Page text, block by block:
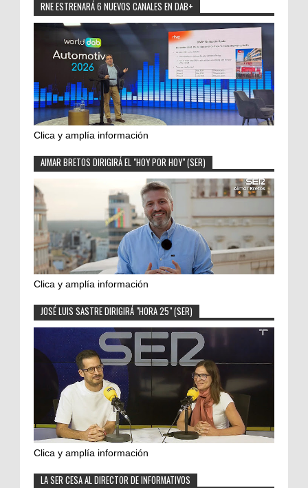
RNE ESTRENARÁ 6 NUEVOS CANALES EN DAB+
Clica y amplía información
AIMAR BRETOS DIRIGIRÁ EL "HOY POR HOY" (SER)
Clica y amplía información
JOSÉ LUIS SASTRE DIRIGIRÁ "HORA 25" (SER)
Clica y amplía información
LA SER CESA AL DIRECTOR DE INFORMATIVOS